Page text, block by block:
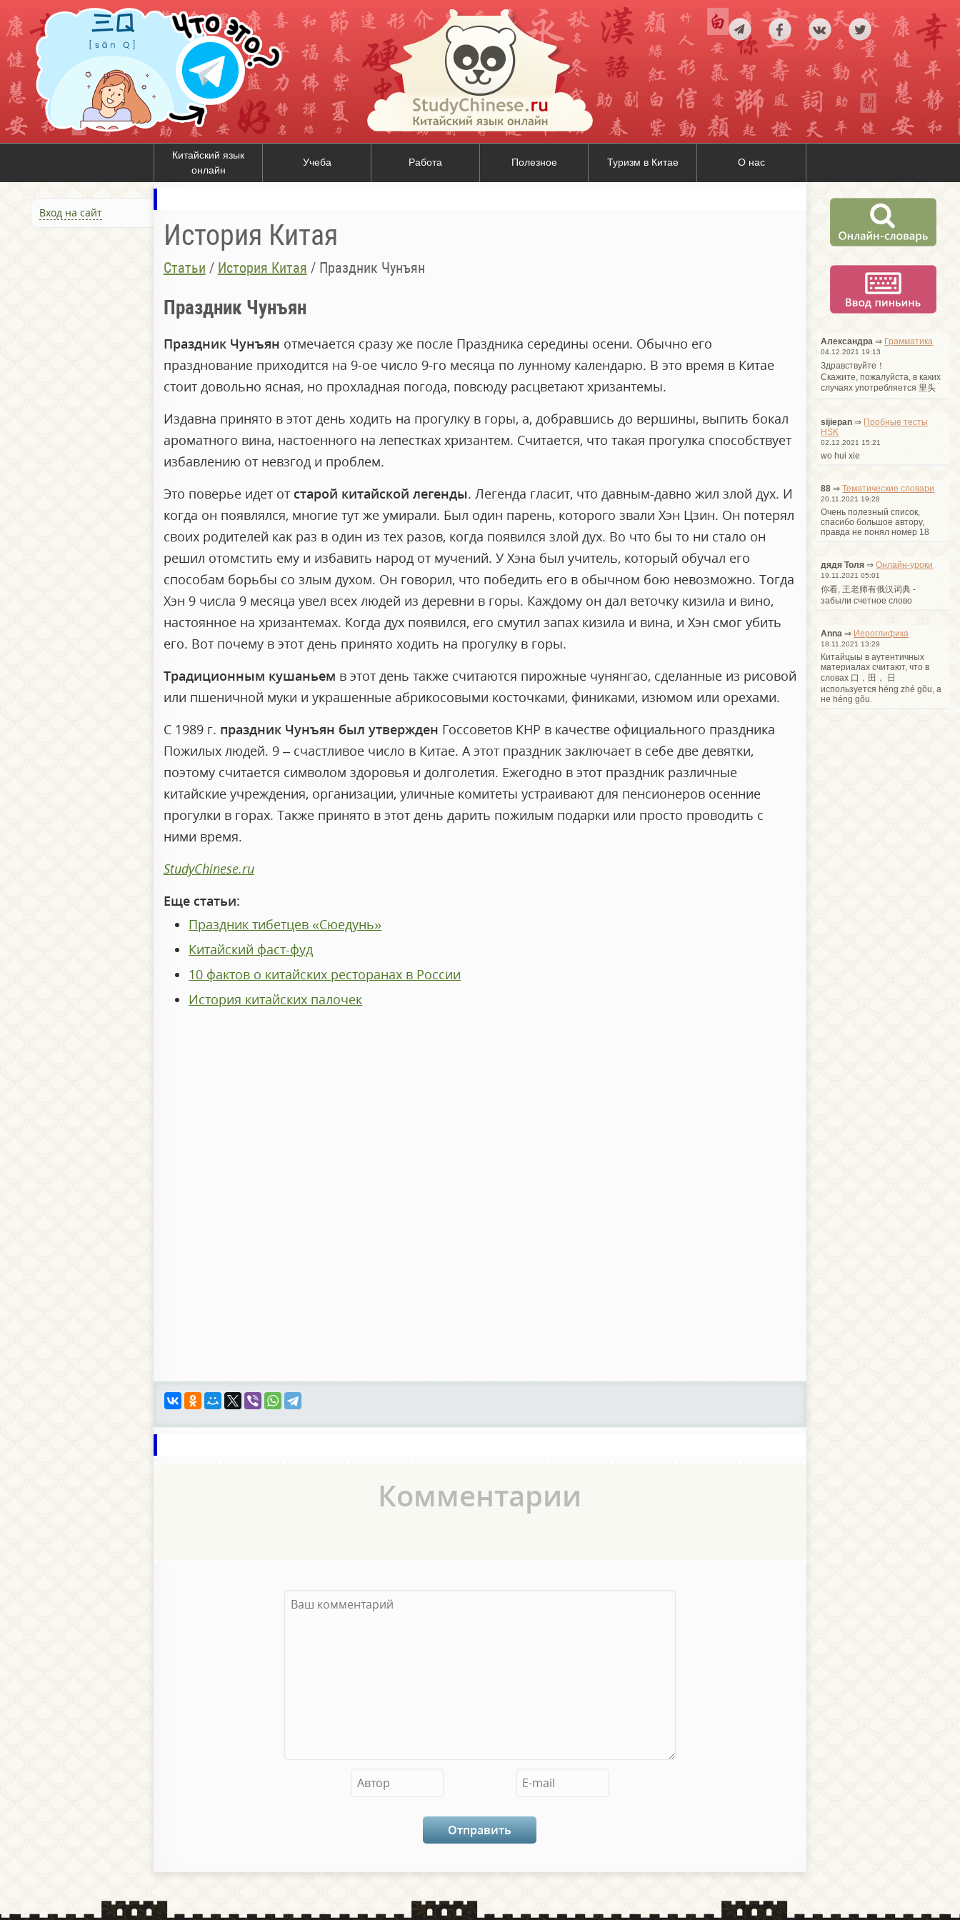
Китайский язык
онлайн
Учеба Работа Полезное Туризм в Китае О нас
Вход на сайт
История Китая
Статьи / История Китая / Праздник Чунъян
Праздник Чунъян
Праздник Чунъян отмечается сразу же после Праздника середины осени. Обычно его
празднование приходится на 9-ое число 9-го месяца по лунному календарю. В это время в Китае
стоит довольно ясная, но прохладная погода, повсюду расцветают хризантемы.
Издавна принято в этот день ходить на прогулку в горы, а, добравшись до вершины, выпить бокал
ароматного вина, настоенного на лепестках хризантем. Считается, что такая прогулка способствует
избавлению от невзгод и проблем.
Это поверье идет от старой китайской легенды. Легенда гласит, что давным-давно жил злой дух. И
когда он появлялся, многие тут же умирали. Был один парень, которого звали Хэн Цзин. Он потерял
своих родителей как раз в один из тех разов, когда появился злой дух. Во что бы то ни стало он
решил отомстить ему и избавить народ от мучений. У Хэна был учитель, который обучал его
способам борьбы со злым духом. Он говорил, что победить его в обычном бою невозможно. Тогда
Хэн 9 числа 9 месяца увел всех людей из деревни в горы. Каждому он дал веточку кизила и вино,
настоянное на хризантемах. Когда дух появился, его смутил запах кизила и вина, и Хэн смог убить
его. Вот почему в этот день принято ходить на прогулку в горы.
Традиционным кушаньем в этот день также считаются пирожные чунянгао, сделанные из рисовой
или пшеничной муки и украшенные абрикосовыми косточками, финиками, изюмом или орехами.
С 1989 г. праздник Чунъян был утвержден Госсоветов КНР в качестве официального праздника
Пожилых людей. 9 – счастливое число в Китае. А этот праздник заключает в себе две девятки,
поэтому считается символом здоровья и долголетия. Ежегодно в этот праздник различные
китайские учреждения, организации, уличные комитеты устраивают для пенсионеров осенние
прогулки в горах. Также принято в этот день дарить пожилым подарки или просто проводить с
ними время.
StudyChinese.ru
Еще статьи:
Праздник тибетцев «Сюедунь»
Китайский фаст-фуд
10 фактов о китайских ресторанах в России
История китайских палочек
Комментарии
Александра ⇒ Грамматика
04.12.2021 19:13
Здравствуйте！
Cкажите, пожалуйста, в каких
случаях употребляется 里头
sijiepan ⇒ Пробные тесты
HSK
02.12.2021 15:21
wo hui xie
88 ⇒Тематические словари
20.11.2021 19:28
Очень полезный список,
спасибо большое автору,
правда не понял номер 18
дядя Толя ⇒Онлайн-уроки
19.11.2021 05:01
你看, 王老师有俄汉词典 -
забыли счетное слово
Anna ⇒ Иероглифика
18.11.2021 13:29
Китайцыы в аутентичных
материалах считают, что в
словах 口，田， 日
используется héng zhé gõu, а
не héng gõu.